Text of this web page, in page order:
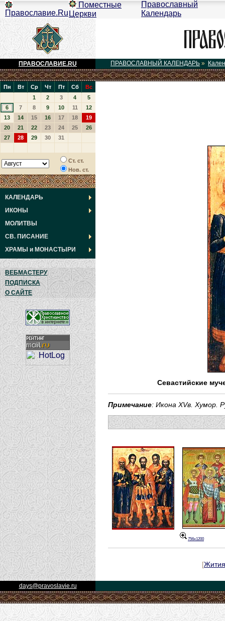
Православие.Ru
Поместные
Церкви
Православный
Календарь
ПРАВОСЛАВИЕ.RU ПРАВОСЛАВНЫЙ КАЛЕНДАРЬ »
Пн Вт Ср Чт Пт Сб
Вс
1
2 3 4
5
6
7 8 9 10 11
12
13
14 15 16 17 18
19
20
21 22 23 24 25
26
27
28 29 30 31
Ст. ст.
Нов. ст.
КАЛЕНДАРЬ
ИКОНЫ
МОЛИТВЫ
СВ. ПИСАНИЕ
ХРАМЫ и МОНАСТЫРИ
ВЕБМАСТЕРУ
ПОДПИСКА
О САЙТЕ
Севастийские
Примечание: Икона XVв. Хумор.
756x1200
[Жития
days@pravoslavie.ru